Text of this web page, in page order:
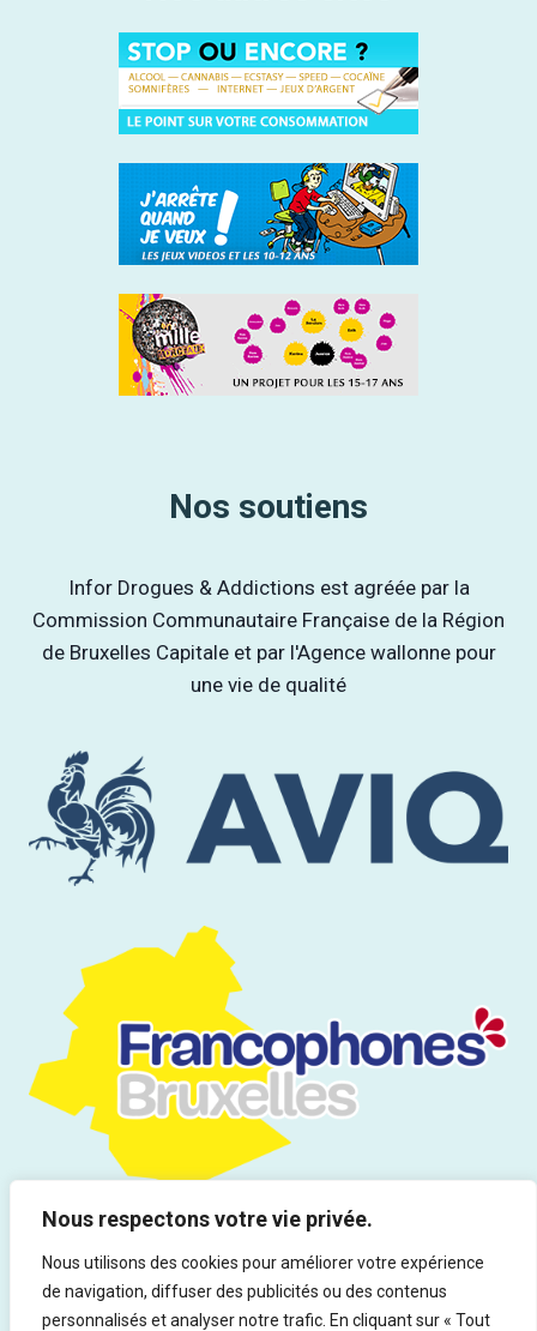
Nous respectons votre vie privée.
Nous utilisons des cookies pour améliorer votre expérience
de navigation, diffuser des publicités ou des contenus
personnalisés et analyser notre trafic. En cliquant sur « Tout
Nos soutiens
Infor Drogues & Addictions est agréée par la
Commission Communautaire Française de la Région
de Bruxelles Capitale et par l'Agence wallonne pour
une vie de qualité
Tous droits réservés | Infor Drogues & Addictions asbl - Rue du